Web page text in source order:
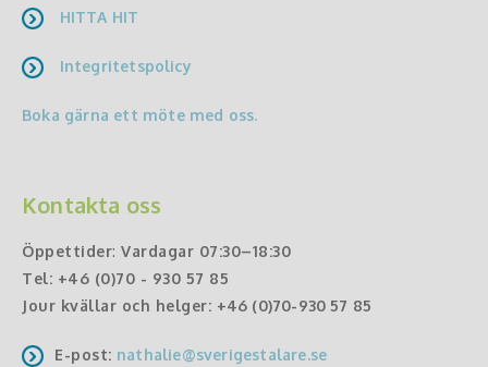
HITTA HIT
Integritetspolicy
Boka gärna ett möte med oss.
Kontakta oss
Öppettider: Vardagar 07:30–18:30
Tel: +46 (0)70 - 930 57 85
Jour kvällar och helger: +46 (0)70-930 57 85
E-post: nathalie@sverigestalare.se